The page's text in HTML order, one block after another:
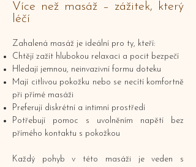
Více než masáž – zážitek, který
léčí
Zahalená masáž je ideální pro ty, kteří:
Chtějí zažít hlubokou relaxaci a pocit bezpečí
Hledají jemnou, neinvazivní formu doteku
Mají citlivou pokožku nebo se necítí komfortně
při přímé masáži
Preferují diskrétní a intimní prostředí
Potřebují pomoc s uvolněním napětí bez
přímého kontaktu s pokožkou
Každý pohyb v této masáži je veden s